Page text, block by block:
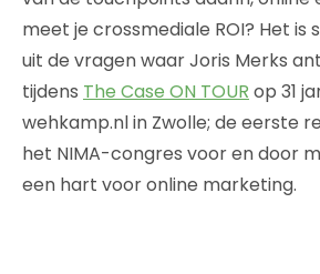
meet je crossmediale ROI? Het is
uit de vragen waar Joris Merks
tijdens The Case ON TOUR op 31
wehkamp.nl in Zwolle; de eerste
het NIMA-congres voor en door
een hart voor online marketing.